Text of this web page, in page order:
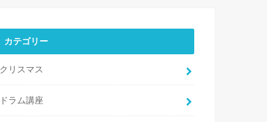
カテゴリー
クリスマス
ドラム講座